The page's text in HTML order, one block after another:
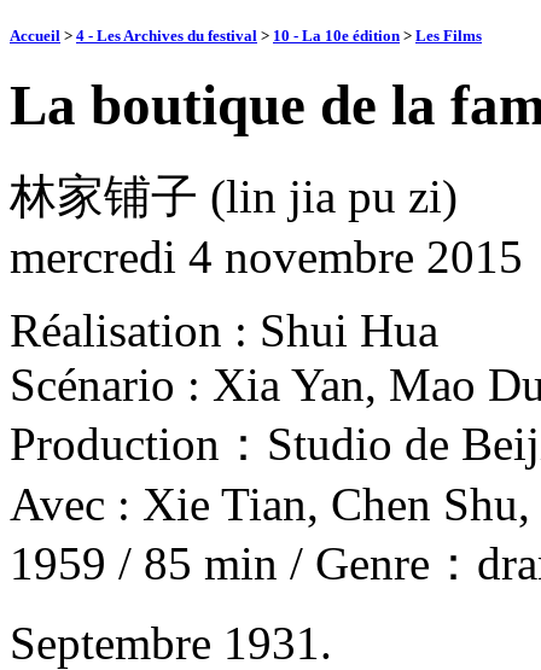
Accueil > 4 - Les Archives du festival > 10 - La 10e édition > Les Films
La boutique de la
林家铺子 (lin jia pu zi)
mercredi 4 novembre 2015
Réalisation : Shui Hua
Scénario : Xia Yan, Mao
Production：Studio de
Avec : Xie Tian, Chen
1959 / 85 min / Genre：
Septembre 1931.